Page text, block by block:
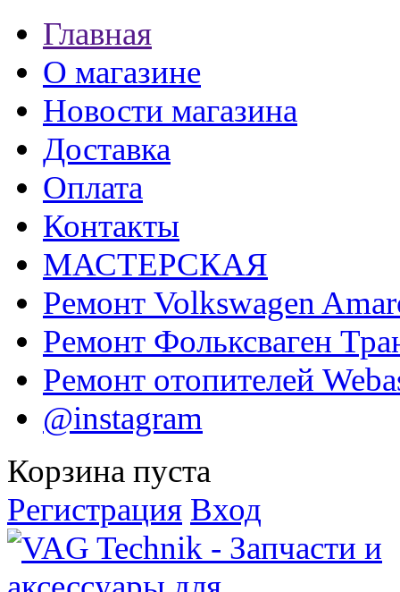
Главная
О магазине
Новости магазина
Доставка
Оплата
Контакты
МАСТЕРСКАЯ
Ремонт Volkswagen
Ремонт Фольксваген
Ремонт отопителей
@instagram
Корзина пуста
Регистрация Вход